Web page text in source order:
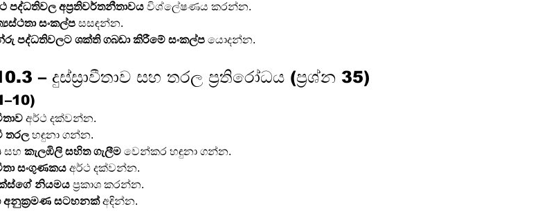
පද්ධතිවල අප්‍රතිවර්තනීතාවය විශ්ලේෂණය කරන්න.
සංකල්ප සසඳන්න.
පද්ධතිවලට ශක්ති ගබඩා කිරීමේ සංකල්ප යොදන්න.
– දුස්ස්‍රාවීතාව සහ තරල ප්‍රතිරෝධය (ප්‍රශ්න 35)
අර්ථ දක්වන්න.
තරල හඳුනා ගන්න.
සහ කැලඹිලි සහිත ගැලීම වෙන්කර හඳුනා ගන්න.
සංගුණකය අර්ථ දක්වන්න.
නියමය ප්‍රකාශ කරන්න.
අනුක්‍රමණ සටහනක් අඳින්න.